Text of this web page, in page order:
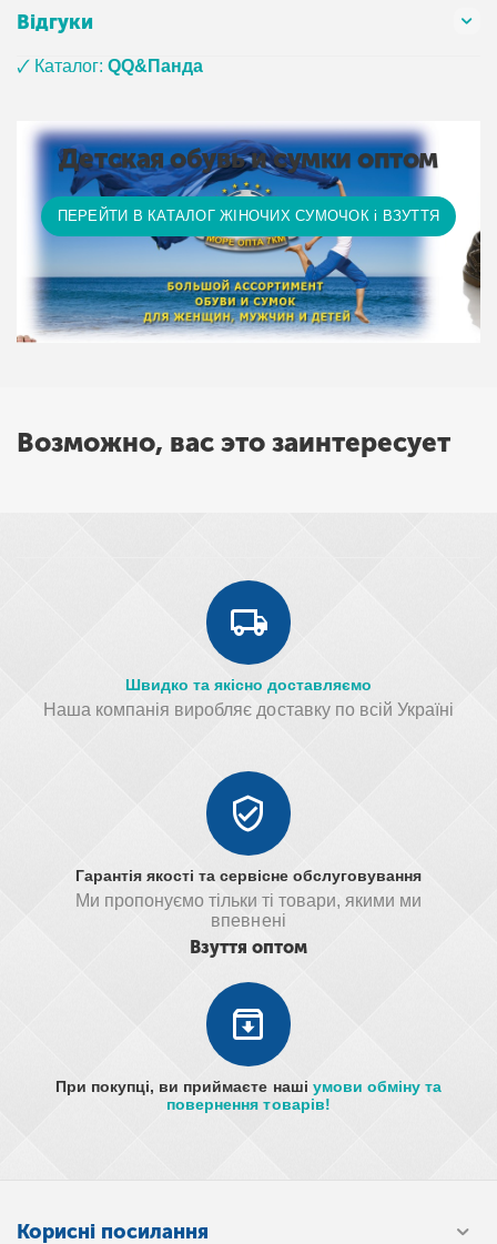
Відгуки
🗸 Каталог:QQ&Панда
Детская обувь и сумки оптом
ПЕРЕЙТИ В КАТАЛОГ ЖІНОЧИХ СУМОЧОК і ВЗУТТЯ
Возможно, вас это заинтересует
Швидко та якісно доставляємо
Наша компанія виробляє доставку по всій Україні
Гарантія якості та сервісне обслуговування
Ми пропонуємо тільки ті товари, якими ми
впевнені
Взуття оптом
При покупці, ви приймаєте наші умови обміну та
повернення товарів!
Корисні посилання